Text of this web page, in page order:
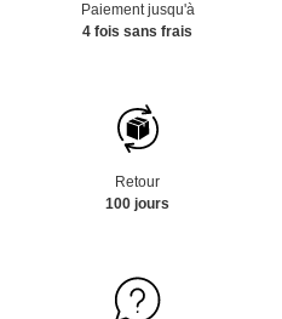
Paiement jusqu'à
4 fois sans frais
Retour
100 jours